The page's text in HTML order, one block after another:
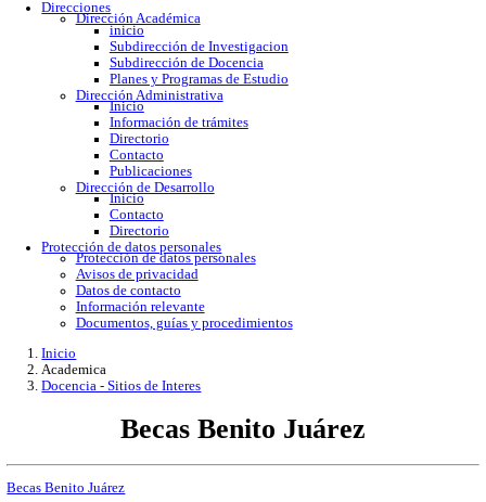
CETI por el mundo
Proyectos
Docentes
Formación docente (PROFORCOD)
Evaluación Integral Docente
Programa de formación continua
Programa de estímulos de desempeño docente
Convocatorias
Transparencia
Gobierno Abierto
Protección de Datos Personales
Acceso a la información
Datos abiertos
Denuncias por incumplimiento
Apertura gubernamental
Buzón de quejas
Direcciones
Subdirección de Investigacion
Subdirección de Docencia
Planes y Programas de Estudio
Dirección Administrativa